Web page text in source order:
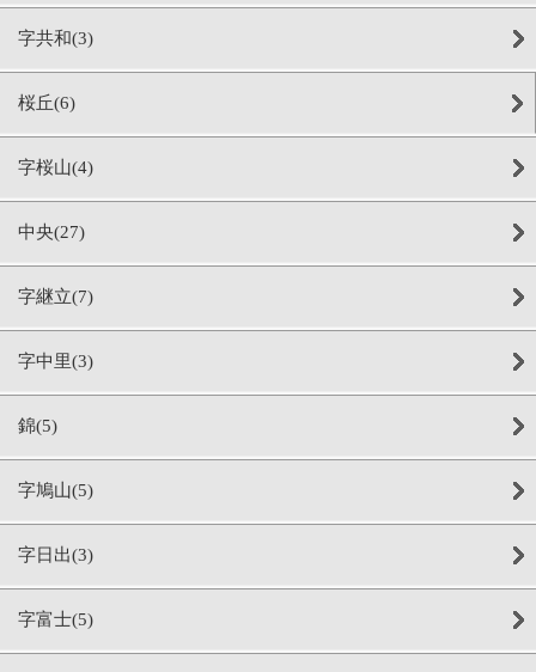
字共和(3)
桜丘(6)
字桜山(4)
中央(27)
字継立(7)
字中里(3)
錦(5)
字鳩山(5)
字日出(3)
字富士(5)